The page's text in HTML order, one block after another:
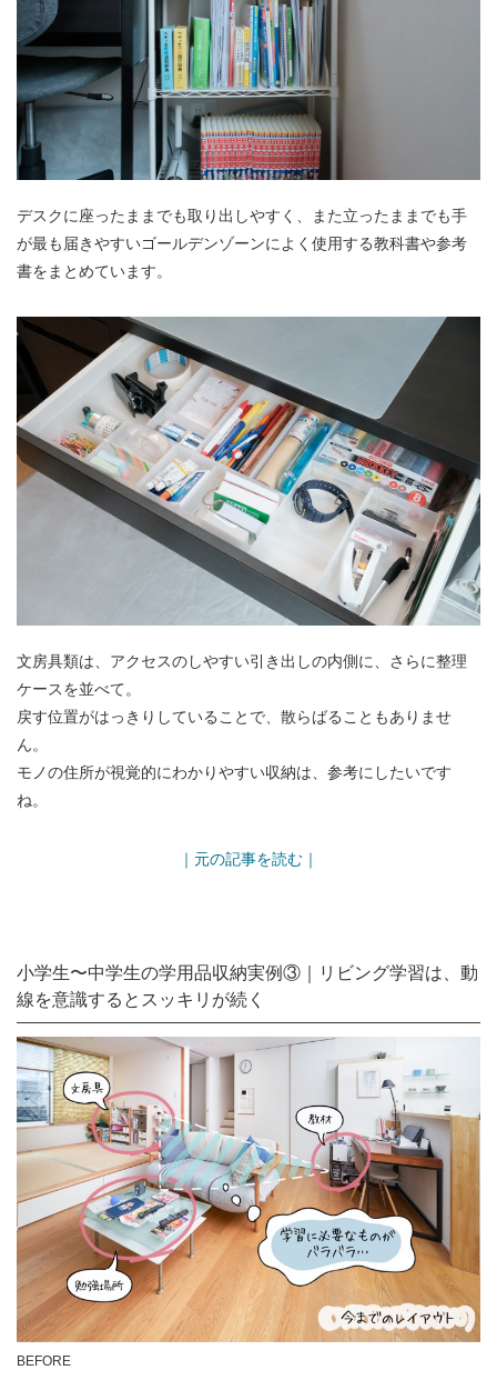
デスクに座ったままでも取り出しやすく、また立ったままでも手
が最も届きやすいゴールデンゾーンによく使用する教科書や参考
書をまとめています。
文房具類は、アクセスのしやすい引き出しの内側に、さらに整理
ケースを並べて。
戻す位置がはっきりしていることで、散らばることもありませ
ん。
モノの住所が視覚的にわかりやすい収納は、参考にしたいです
ね。
｜元の記事を読む｜
小学生〜中学生の学用品収納実例③｜リビング学習は、動
線を意識するとスッキリが続く
BEFORE